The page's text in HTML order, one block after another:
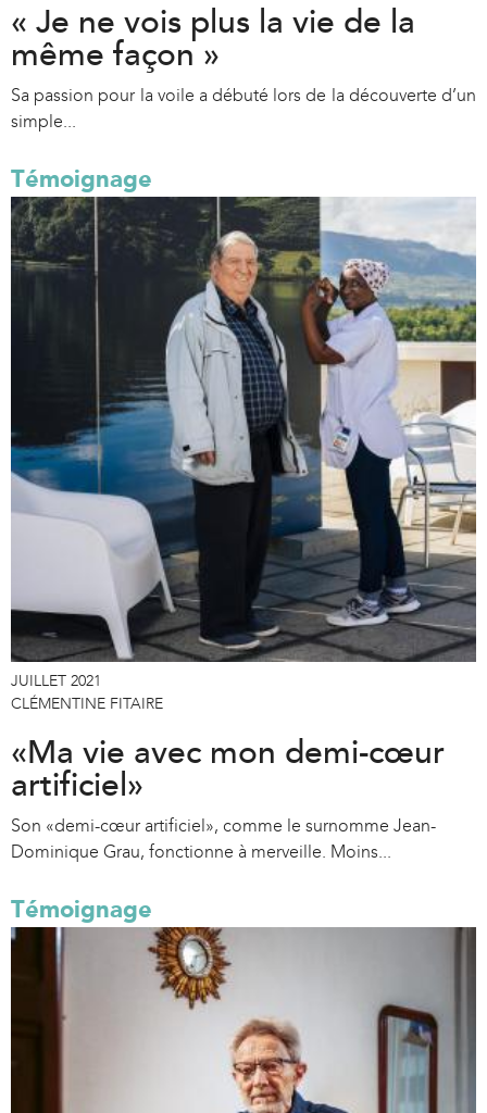
« Je ne vois plus la vie de la
même façon »
Sa passion pour la voile a débuté lors de la découverte d’un
simple...
Témoignage
JUILLET 2021
CLÉMENTINE FITAIRE
«Ma vie avec mon demi-cœur
artificiel»
Son «demi-cœur artificiel», comme le surnomme Jean-
Dominique Grau, fonctionne à merveille. Moins...
Témoignage